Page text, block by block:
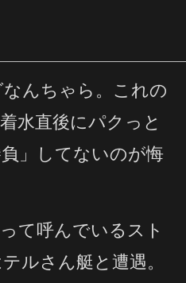
んちゃら。これの
水直後にパクっと
」してないのが悔
て呼んでいるスト
ルさん艇と遭遇。